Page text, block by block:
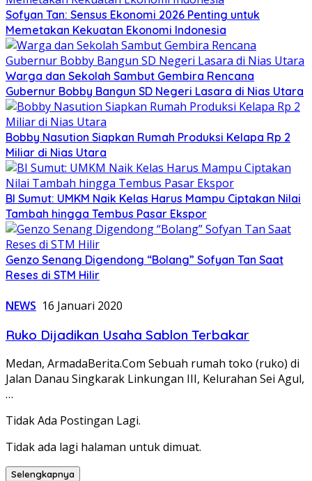
Sofyan Tan: Sensus Ekonomi 2026 Penting untuk
Memetakan Kekuatan Ekonomi Indonesia
Warga dan Sekolah Sambut Gembira Rencana
Gubernur Bobby Bangun SD Negeri Lasara di Nias Utara
Bobby Nasution Siapkan Rumah Produksi Kelapa Rp 2
Miliar di Nias Utara
BI Sumut: UMKM Naik Kelas Harus Mampu Ciptakan Nilai
Tambah hingga Tembus Pasar Ekspor
Genzo Senang Digendong “Bolang” Sofyan Tan Saat
Reses di STM Hilir
NEWS 16 Januari 2020
Ruko Dijadikan Usaha Sablon Terbakar
Medan, ArmadaBerita.Com Sebuah rumah toko (ruko) di
Jalan Danau Singkarak Linkungan III, Kelurahan Sei Agul,
…
Tidak Ada Postingan Lagi.
Tidak ada lagi halaman untuk dimuat.
Selengkapnya